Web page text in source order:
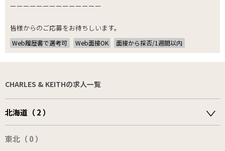
ーーーーーーーーーーーーーー
皆様からのご応募をお待ちしいます。
Web履歴書で選考可 Web面接OK 面接から採否/1週間以内
CHARLES & KEITHの求人一覧
北海道（ 2 ）
東北（ 0 ）